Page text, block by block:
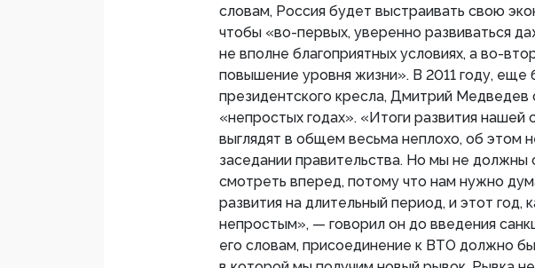
словам, Россия будет выстраивать свою
чтобы «во-первых, уверенно развиваться
не вполне благоприятных условиях, а во-
повышение уровня жизни». В 2011 году,
президентского кресла, Дмитрий Медведев
«непростых годах». «Итоги развития нашей
выглядят в общем весьма неплохо, об этом
заседании правительства. Но мы не
смотреть вперед, потому что нам нужно
развития на длительный период, и этот год,
непростым», — говорил он до введения
его словам, присоединение к ВТО должно